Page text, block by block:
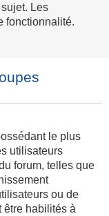
Les
fonctionnalité.
le plus
utilisateurs
forum, telles que
ou de
être habilités à